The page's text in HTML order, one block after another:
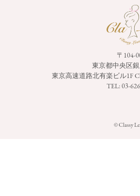
〒104-
東京都中央区
東京高速道路北有楽ビル1F
TEL:03-
© Classy